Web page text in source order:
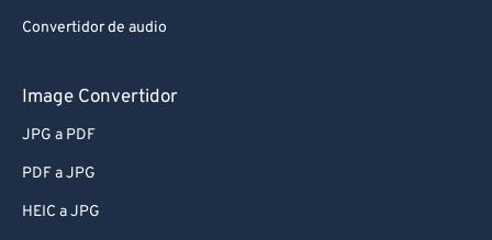
Convertidor de audio
Image Convertidor
JPG a PDF
PDF a JPG
HEIC a JPG